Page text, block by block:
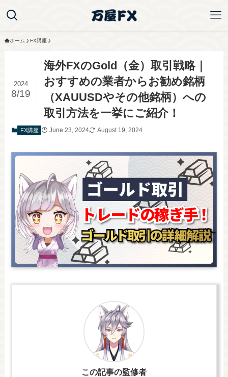
ホーム FX講座
海外FXのGold（金）取引戦略｜
おすすめの業者からお勧め銘柄
（XAUUSDやその他銘柄）への
取引方法を一挙にご紹介！
2024
8/19
FX講座 June 23, 2024 August 19, 2024
この記事の監修者